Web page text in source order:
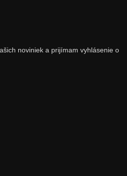
noviniek a prijímam vyhlásenie o